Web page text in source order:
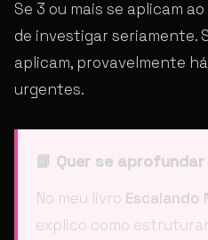
Se 3 ou mais se aplicam
de investigar seriamente.
aplicam, provavelmente
urgentes.
📘 Quer se
No meu livro Escalando
explico como